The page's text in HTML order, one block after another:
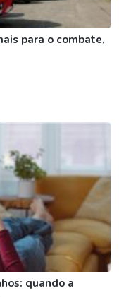
para o combate,
quando a